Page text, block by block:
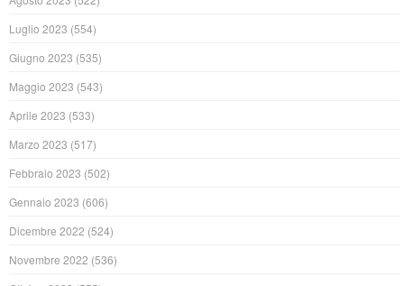
Luglio 2023 (554)
Giugno 2023 (535)
Maggio 2023 (543)
Aprile 2023 (533)
Marzo 2023 (517)
Febbraio 2023 (502)
Gennaio 2023 (606)
Dicembre 2022 (524)
Novembre 2022 (536)